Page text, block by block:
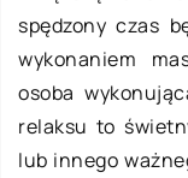
spędzony czas
wykonaniem
osoba
relaksu to
lub innego